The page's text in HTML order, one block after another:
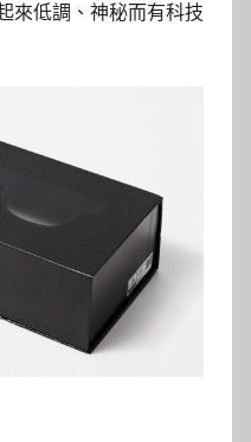
來低調、神秘而有科技